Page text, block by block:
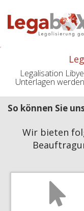
Legalisation
Unterlagen
So können Sie
Wir bieten